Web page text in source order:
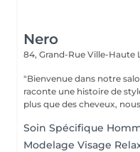
Nero
84, Grand-Rue Ville-Haute
"Bienvenue dans notre
raconte une histoire de
plus que des cheveux,
Soin Spécifique
Modelage Visage